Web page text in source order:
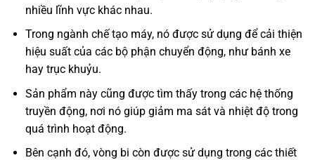
nhiều lĩnh vực khác nhau.
Trong ngành chế tạo máy, nó được sử dụng để cải thiện
hiệu suất của các bộ phận chuyển động, như bánh xe
hay trục khuỷu.
Sản phẩm này cũng được tìm thấy trong các hệ thống
truyền động, nơi nó giúp giảm ma sát và nhiệt độ trong
quá trình hoạt động.
Bên cạnh đó, vòng bi còn được sử dụng trong các thiết